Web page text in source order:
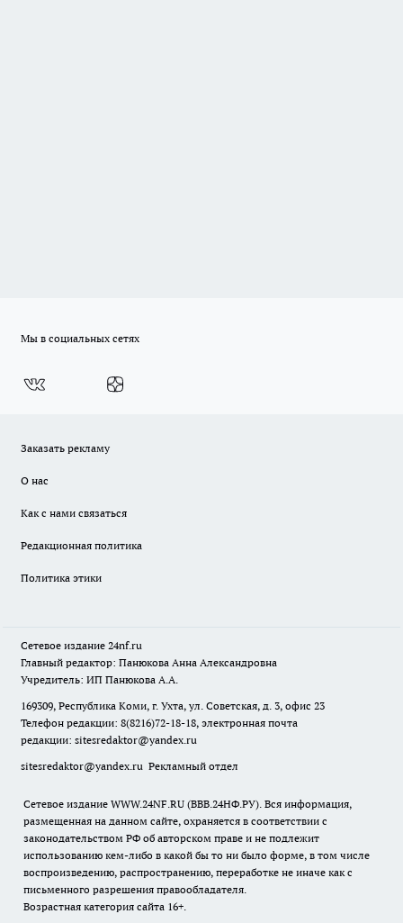
Мы в социальных сетях
Заказать рекламу
О нас
Как с нами связаться
Редакционная политика
Политика этики
Сетевое издание 24nf.ru
Главный редактор: Панюкова Анна Александровна
Учредитель: ИП Панюкова А.А.
169309, Республика Коми, г. Ухта, ул. Советская, д. 3, офис 23
Телефон редакции: 8(8216)72-18-18, электронная почта
редакции: sitesredaktor@yandex.ru
sitesredaktor@yandex.ru Рекламный отдел
Сетевое издание WWW.24NF.RU (ВВВ.24НФ.РУ). Вся информация,
размещенная на данном сайте, охраняется в соответствии с
законодательством РФ об авторском праве и не подлежит
использованию кем-либо в какой бы то ни было форме, в том числе
воспроизведению, распространению, переработке не иначе как с
письменного разрешения правообладателя.
Возрастная категория сайта 16+.